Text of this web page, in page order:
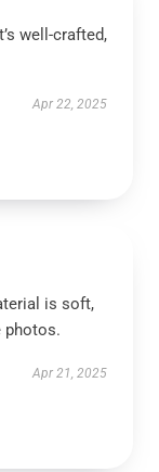
well-crafted,
Apr 22, 2025
is soft,
photos.
Apr 21, 2025